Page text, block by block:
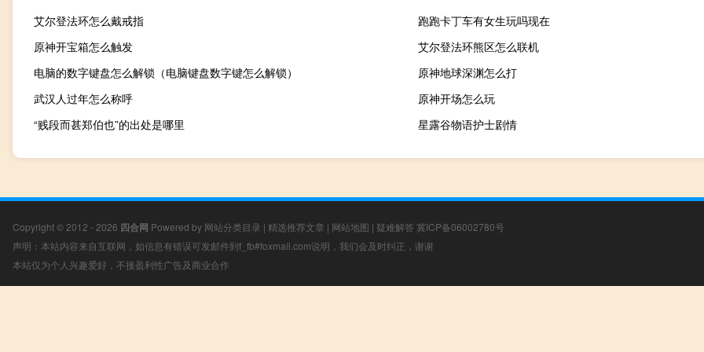
艾尔登法环怎么戴戒指
跑跑卡丁车有女生玩吗现在
原神开宝箱怎么触发
艾尔登法环熊区怎么联机
电脑的数字键盘怎么解锁（电脑键盘数字键怎么解锁）
原神地球深渊怎么打
武汉人过年怎么称呼
原神开场怎么玩
“贱段而甚郑伯也”的出处是哪里
星露谷物语护士剧情
Copyright © 2012 - 2026 四合网 Powered by 网站分类目录 | 精选推荐文章 | 网站地图 | 疑难解答 冀ICP备06002780号
声明：本站内容来自互联网，如信息有错误可发邮件到f_fb#foxmail.com说明，我们会及时纠正，谢谢
本站仅为个人兴趣爱好，不接盈利性广告及商业合作